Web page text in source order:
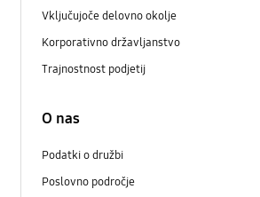
Vključujoče delovno okolje
Korporativno državljanstvo
Trajnostnost podjetij
O nas
Podatki o družbi
Poslovno področje